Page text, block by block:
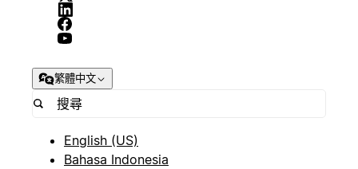
繁體中文
English (US)
Bahasa Indonesia